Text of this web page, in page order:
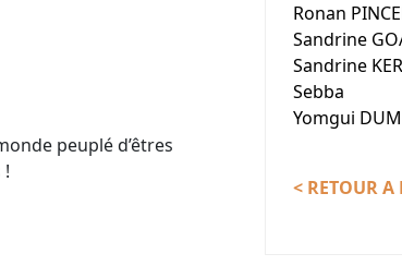
peuplé d’êtres
Ronan
Sandrine
Sandrine
Sebba
Yomgui
< RETOUR A